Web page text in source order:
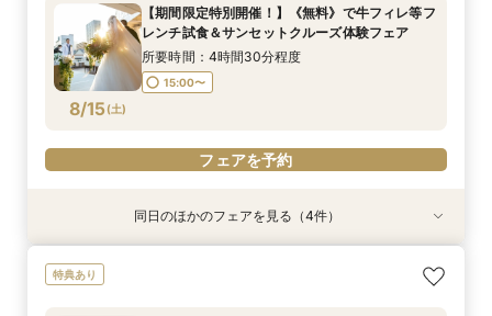
8/14(金)
9:00〜
10:30〜
15:00〜
8/14(金)
9:00〜 10:30〜
8/14(金)
10:30〜 13:00〜
8/15(土)
【期間限定特別開催！】《無料》で牛フィレ等フ
レンチ試食＆サンセットクルーズ体験フェア
所要時間：4時間30分程度
15:00〜
フェアを予約
【少人数での結婚式にオススメ！】じっくりご見
【★土日限定★】ゆったり船内見学＆ウェディン
特典あり
【特別開催！】《無料》で牛フィレ等フレンチ試
【オンライン相談会】お手軽３Dウォークでご見
同日のほかのフェアを見る（4件）
特典あり